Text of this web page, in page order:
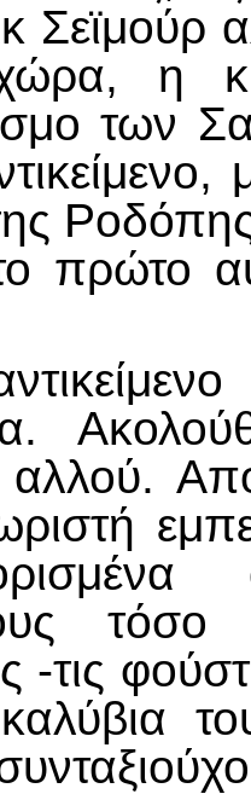
Σεϊμούρ
χώρα, η
των
πρώτο
αλλού.
-τις